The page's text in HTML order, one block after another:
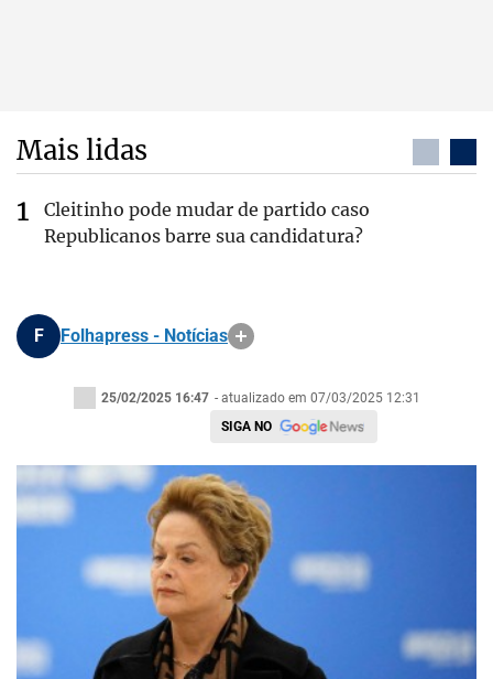
Mais lidas
Cleitinho pode mudar de partido caso
Republicanos barre sua candidatura?
F Folhapress - Notícias
25/02/2025 16:47 - atualizado em 07/03/2025 12:31
SIGA NO